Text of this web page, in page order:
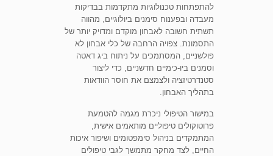
להתפתחות טכנולוגיות מתקדמות בבדיקות
מעבדה ובפענוח סימנים ביולוגיים, מהווה
תשתית חשובה לאבחון מוקדם ומדויק יותר של
התסמונת. צפויה הרחבה של כלי אבחון לא
פולשניים, המסתמכים על ניתוח ביג דאטה
וסמנים ביו-כימיים חדשניים, כדי ליצור
סטנדרטיזציה ולצמצם את חוסר הוודאות
בתהליך האבחון.
במישור הטיפולי ניכרת מגמה להטמעת
פרוטוקולים טיפוליים מותאמים אישית,
המתמקדים בניהול סימפטומים ושיפור איכות
החיים, לצד מחקר מתמשך לגבי טיפולים